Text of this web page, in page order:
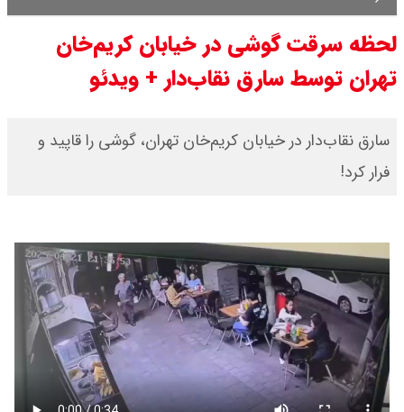
لحظه سرقت گوشی در خیابان کریم‌خان
تهران توسط سارق نقاب‌دار + ویدئو
سارق نقاب‌دار در خیابان کریم‌خان تهران، گوشی را قاپید و
فرار کرد!